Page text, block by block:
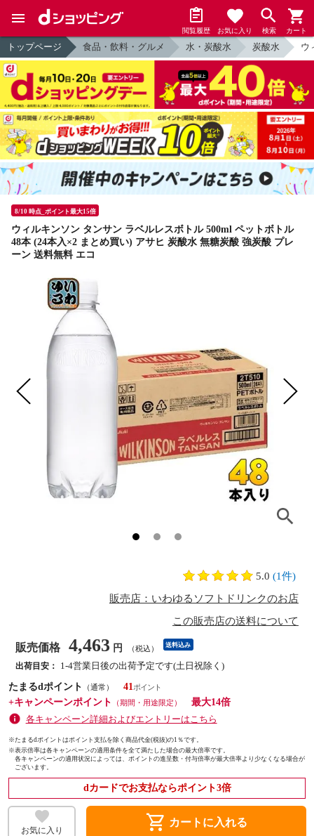
閲覧履歴 お気に入り 検索 カート
トップページ 食品・飲料・グルメ 水・炭酸水 炭酸水 ウ
8/10 時点_ポイント最大15倍
ウィルキンソン タンサン ラベルレスボトル 500ml ペットボトル
48本 (24本入×2 まとめ買い) アサヒ 炭酸水 無糖炭酸 強炭酸 プレ
ーン 送料無料 エコ
5.0 (1件)
販売店：いわゆるソフトドリンクのお店
この販売店の送料について
販売価格 4,463 円 （税込） 送料込み
出荷目安：
1-4営業日後の出荷予定です(土日祝除く)
たまるdポイント
（通常）
41
+キャンペーンポイント
（期間・用途限定）
最大14倍
各キャンペーン詳細およびエントリーはこちら
※たまるdポイントはポイント支払を除く商品代金(税抜)の1％です。
※表示倍率は各キャンペーンの適用条件を全て満たした場合の最大倍率です。
各キャンペーンの適用状況によっては、ポイントの進呈数・付与倍率が最大倍率より少なくなる場合が
ございます。
dカードでお支払ならポイント3倍
お気に入り shopping_cart カートに入れる